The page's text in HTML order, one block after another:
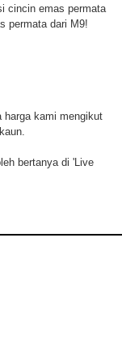
cincin emas permata
permata dari M9!
harga kami mengikut
bertanya di 'Live